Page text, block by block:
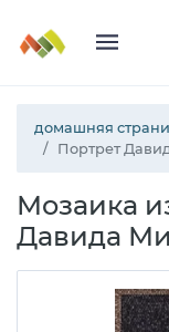
домашняя
Портрет
Мозаика
Давида